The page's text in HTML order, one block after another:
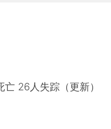
26人失踪（更新）